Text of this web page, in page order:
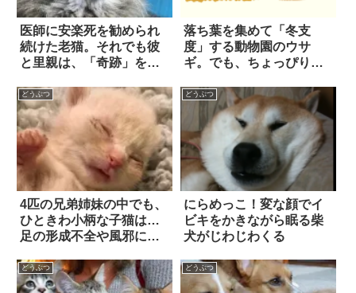
医師に安楽死を勧められ
続けた老猫。それでも彼
と里親は、「奇跡」を信
落ち葉を集めて「冬支
度」する動物園のウサ
ギ。でも、ちょっぴり欲
で…？
どうぶつ
4匹の兄弟姉妹の中でも、
ひときわ小柄な子猫は…
足の形成不全や風邪にも
さ」で命をつないだ！
どうぶつ
にらめっこ！変な顔でイ
ビキをかきながら眠る柴
犬がじわじわくる
どうぶつ どうぶつ